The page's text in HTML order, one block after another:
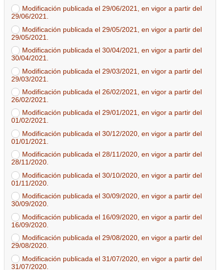
Modificación publicada el 29/06/2021, en vigor a partir del
29/06/2021.
Modificación publicada el 29/05/2021, en vigor a partir del
29/05/2021.
Modificación publicada el 30/04/2021, en vigor a partir del
30/04/2021.
Modificación publicada el 29/03/2021, en vigor a partir del
29/03/2021.
Modificación publicada el 26/02/2021, en vigor a partir del
26/02/2021.
Modificación publicada el 29/01/2021, en vigor a partir del
01/02/2021.
Modificación publicada el 30/12/2020, en vigor a partir del
01/01/2021.
Modificación publicada el 28/11/2020, en vigor a partir del
28/11/2020.
Modificación publicada el 30/10/2020, en vigor a partir del
01/11/2020.
Modificación publicada el 30/09/2020, en vigor a partir del
30/09/2020.
Modificación publicada el 16/09/2020, en vigor a partir del
16/09/2020.
Modificación publicada el 29/08/2020, en vigor a partir del
29/08/2020.
Modificación publicada el 31/07/2020, en vigor a partir del
31/07/2020.